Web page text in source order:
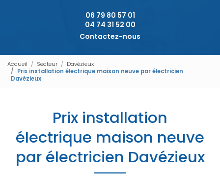
06 79 80 57 01
04 74 31 52 00
Contactez-nous
Accueil Secteur
Davézieux
Prix installation électrique maison neuve par électricien
Davézieux
Prix installation
électrique maison neuve
par électricien Davézieux